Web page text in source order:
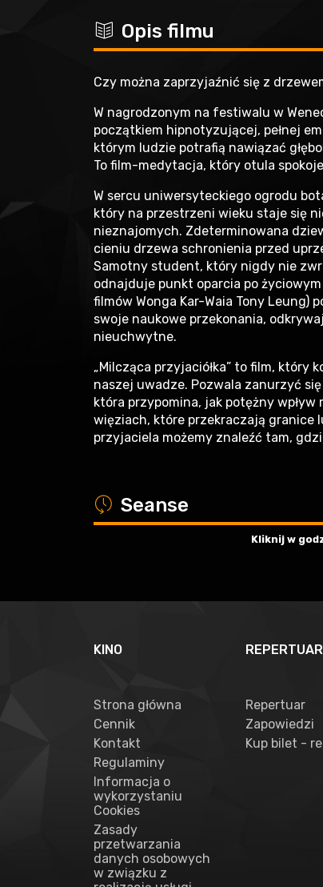
c Opis filmu
Czy można zaprzyjaźnić się z
W nagrodzonym na festiwalu w
początkiem hipnotyzującej, pełnej
którym ludzie potrafią nawiązać
To film-medytacja, który otula
W sercu uniwersyteckiego ogrodu
który na przestrzeni wieku staje się
nieznajomych. Zdeterminowana
cieniu drzewa schronienia przed
Samotny student, który nigdy nie
odnajduje punkt oparcia po
filmów Wonga Kar-Waia Tony Leung)
swoje naukowe przekonania,
nieuchwytne.
„Milcząca przyjaciółka” to film, który
naszej uwadze. Pozwala zanurzyć
która przypomina, jak potężny
więziach, które przekraczają granice
przyjaciela możemy znaleźć tam,
a Seanse
Kliknij w
KINO
Strona główna
Cennik
Kontakt
Regulaminy
Informacja o
wykorzystaniu
Cookies
Zasady
przetwarzania
danych osobowych
w związku z
REPERTUAR
Repertuar
Zapowiedzi
Kup bilet -